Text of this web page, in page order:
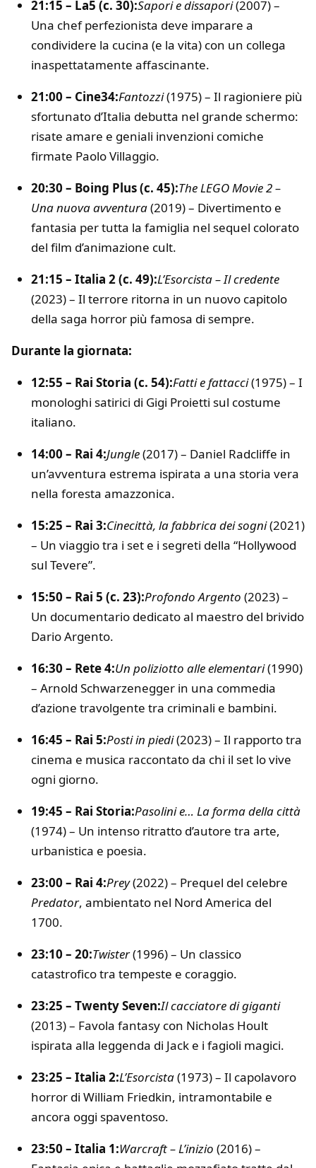
21:15 – La5 (c. 30):Sapori e dissapori(2007) –
Una chef perfezionista deve imparare a
condividere la cucina (e la vita) con un collega
inaspettatamente affascinante.
21:00 – Cine34:Fantozzi(1975) – Il ragioniere più
sfortunato d’Italia debutta nel grande schermo:
risate amare e geniali invenzioni comiche
firmate Paolo Villaggio.
20:30 – Boing Plus (c. 45):The LEGO Movie 2 –
Una nuova avventura(2019) – Divertimento e
fantasia per tutta la famiglia nel sequel colorato
del film d’animazione cult.
21:15 – Italia 2 (c. 49):L’Esorcista – Il credente
(2023) – Il terrore ritorna in un nuovo capitolo
della saga horror più famosa di sempre.
Durante la giornata:
12:55 – Rai Storia (c. 54):Fatti e fattacci(1975) – I
monologhi satirici di Gigi Proietti sul costume
italiano.
14:00 – Rai 4:Jungle(2017) – Daniel Radcliffe in
un’avventura estrema ispirata a una storia vera
nella foresta amazzonica.
15:25 – Rai 3:Cinecittà, la fabbrica dei sogni(2021)
– Un viaggio tra i set e i segreti della “Hollywood
sul Tevere”.
15:50 – Rai 5 (c. 23):Profondo Argento (2023) –
Un documentario dedicato al maestro del brivido
Dario Argento.
16:30 – Rete 4:Un poliziotto alle elementari(1990)
– Arnold Schwarzenegger in una commedia
d’azione travolgente tra criminali e bambini.
16:45 – Rai 5:Posti in piedi(2023) – Il rapporto tra
cinema e musica raccontato da chi il set lo vive
ogni giorno.
19:45 – Rai Storia:Pasolini e… La forma della città
(1974) – Un intenso ritratto d’autore tra arte,
urbanistica e poesia.
23:00 – Rai 4:Prey(2022) – Prequel del celebre
Predator, ambientato nel Nord America del
1700.
23:10 – 20:Twister(1996) – Un classico
catastrofico tra tempeste e coraggio.
23:25 – Twenty Seven:Il cacciatore di giganti
(2013) – Favola fantasy con Nicholas Hoult
ispirata alla leggenda di Jack e i fagioli magici.
23:25 – Italia 2:L’Esorcista(1973) – Il capolavoro
horror di William Friedkin, intramontabile e
ancora oggi spaventoso.
23:50 – Italia 1:Warcraft – L’inizio (2016) –